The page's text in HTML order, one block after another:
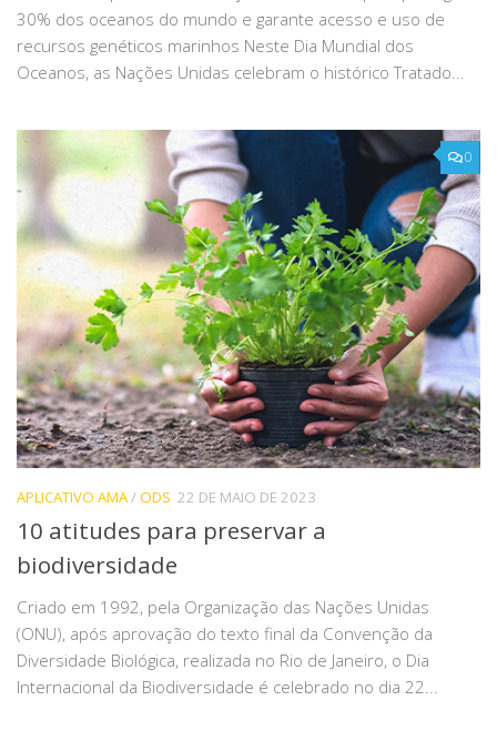
30% dos oceanos do mundo e garante acesso e uso de
recursos genéticos marinhos Neste Dia Mundial dos
Oceanos, as Nações Unidas celebram o histórico Tratado...
0
APLICATIVO AMA/ODS 22 DE MAIO DE 2023
10 atitudes para preservar a
biodiversidade
Criado em 1992, pela Organização das Nações Unidas
(ONU), após aprovação do texto final da Convenção da
Diversidade Biológica, realizada no Rio de Janeiro, o Dia
Internacional da Biodiversidade é celebrado no dia 22...